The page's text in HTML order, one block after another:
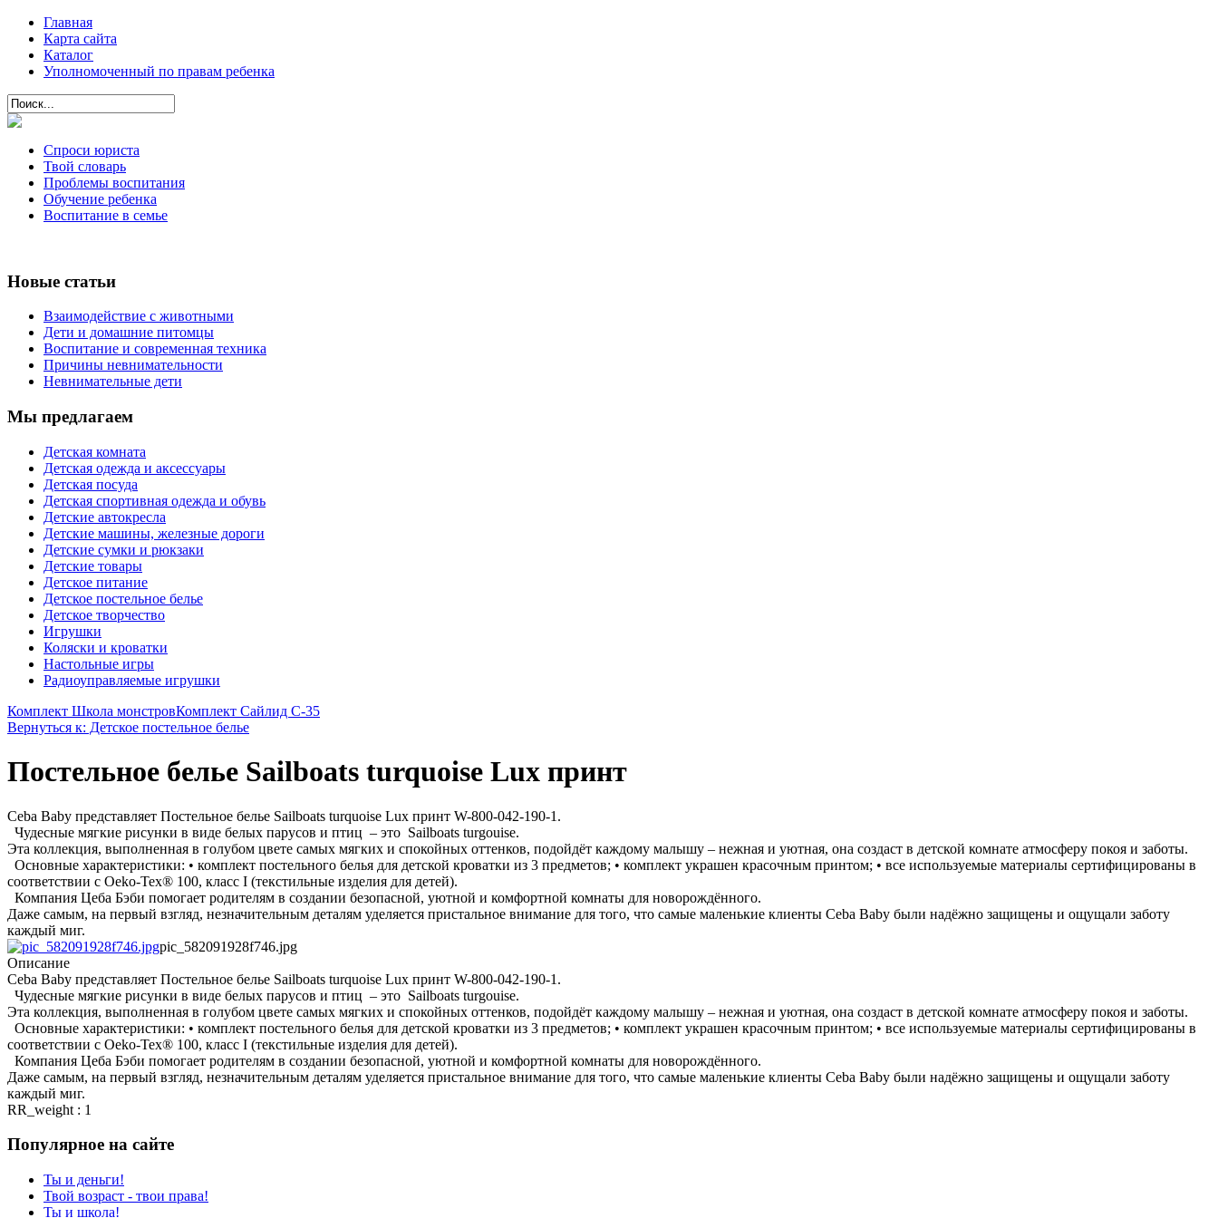
Главная
Карта сайта
Каталог
Уполномоченный по правам ребенка
Спроси юриста
Твой словарь
Проблемы воспитания
Обучение ребенка
Воспитание в семье
Новые статьи
Взаимодействие с животными
Дети и домашние питомцы
Воспитание и современная техника
Причины невнимательности
Невнимательные дети
Мы предлагаем
Детская комната
Детская одежда и аксессуары
Детская посуда
Детская спортивная одежда и обувь
Детские автокресла
Детские машины, железные дороги
Детские сумки и рюкзаки
Детские товары
Детское питание
Детское постельное белье
Детское творчество
Игрушки
Коляски и кроватки
Настольные игры
Радиоуправляемые игрушки
Комплект Школа монстровКомплект Сайлид С-35
Вернуться к: Детское постельное белье
Постельное белье Sailboats turquoise Lux принт
Ceba Baby представляет Постельное белье Sailboats turquoise Lux принт W-800-042-190-1.
Чудесные мягкие рисунки в виде белых парусов и птиц – это Sailboats turgouise.
Эта коллекция, выполненная в голубом цвете самых мягких и спокойных оттенков, подойдёт каждому малышу – нежная и уютная, она создаст в детской комнате атмосферу покоя и заботы.
Основные характеристики: • комплект постельного белья для детской кроватки из 3 предметов; • комплект украшен красочным принтом; • все используемые материалы сертифицированы в
соответствии с Oeko-Tex® 100, класс I (текстильные изделия для детей).
Компания Цеба Бэби помогает родителям в создании безопасной, уютной и комфортной комнаты для новорождённого.
Даже самым, на первый взгляд, незначительным деталям уделяется пристальное внимание для того, что самые маленькие клиенты Ceba Baby были надёжно защищены и ощущали заботу
каждый миг.
pic_582091928f746.jpg
Описание
Ceba Baby представляет Постельное белье Sailboats turquoise Lux принт W-800-042-190-1.
Чудесные мягкие рисунки в виде белых парусов и птиц – это Sailboats turgouise.
Эта коллекция, выполненная в голубом цвете самых мягких и спокойных оттенков, подойдёт каждому малышу – нежная и уютная, она создаст в детской комнате атмосферу покоя и заботы.
Основные характеристики: • комплект постельного белья для детской кроватки из 3 предметов; • комплект украшен красочным принтом; • все используемые материалы сертифицированы в
соответствии с Oeko-Tex® 100, класс I (текстильные изделия для детей).
Компания Цеба Бэби помогает родителям в создании безопасной, уютной и комфортной комнаты для новорождённого.
Даже самым, на первый взгляд, незначительным деталям уделяется пристальное внимание для того, что самые маленькие клиенты Ceba Baby были надёжно защищены и ощущали заботу
каждый миг.
RR_weight : 1
Популярное на сайте
Ты и деньги!
Твой возраст - твои права!
Ты и школа!